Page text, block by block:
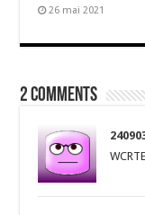
26 mai 2021
2 comments